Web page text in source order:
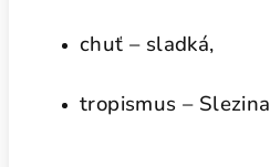
chuť – sladká,
tropismus –